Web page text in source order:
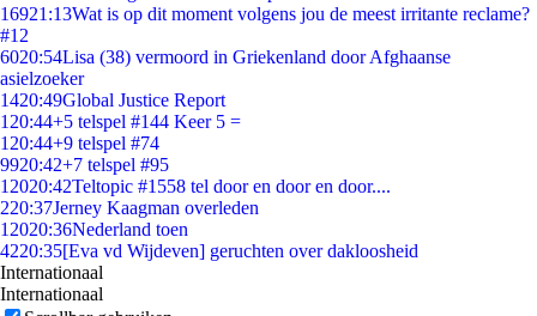
16921:13Wat is op dit moment volgens jou de meest irritante reclame?
#12
6020:54Lisa (38) vermoord in Griekenland door Afghaanse
asielzoeker
1420:49Global Justice Report
1 20:44+5 telspel #144 Keer 5 =
1 20:44+9 telspel #74
9920:42+7 telspel #95
12020:42Teltopic #1558 tel door en door en door....
220:37Jerney Kaagman overleden
12020:36Nederland toen
4220:35[Eva vd Wijdeven] geruchten over dakloosheid
Internationaal
Internationaal